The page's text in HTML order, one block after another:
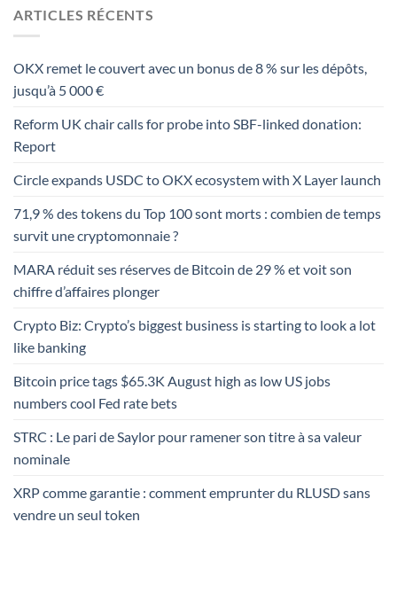
ARTICLES RÉCENTS
OKX remet le couvert avec un bonus de 8 % sur les dépôts,
jusqu’à 5 000 €
Reform UK chair calls for probe into SBF-linked donation:
Report
Circle expands USDC to OKX ecosystem with X Layer launch
71,9 % des tokens du Top 100 sont morts : combien de temps
survit une cryptomonnaie ?
MARA réduit ses réserves de Bitcoin de 29 % et voit son
chiffre d’affaires plonger
Crypto Biz: Crypto’s biggest business is starting to look a lot
like banking
Bitcoin price tags $65.3K August high as low US jobs
numbers cool Fed rate bets
STRC : Le pari de Saylor pour ramener son titre à sa valeur
nominale
XRP comme garantie : comment emprunter du RLUSD sans
vendre un seul token